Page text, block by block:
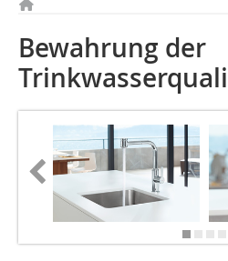
Bewahrung der